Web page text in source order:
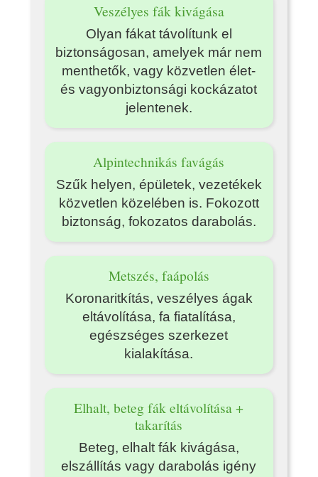
Veszélyes fák kivágása
Olyan fákat távolítunk el
biztonságosan, amelyek már nem
menthetők, vagy közvetlen élet-
és vagyonbiztonsági kockázatot
jelentenek.
Alpintechnikás favágás
Szűk helyen, épületek, vezetékek
közvetlen közelében is. Fokozott
biztonság, fokozatos darabolás.
Metszés, faápolás
Koronaritkítás, veszélyes ágak
eltávolítása, fa fiatalítása,
egészséges szerkezet
kialakítása.
Elhalt, beteg fák eltávolítása +
takarítás
Beteg, elhalt fák kivágása,
elszállítás vagy darabolás igény